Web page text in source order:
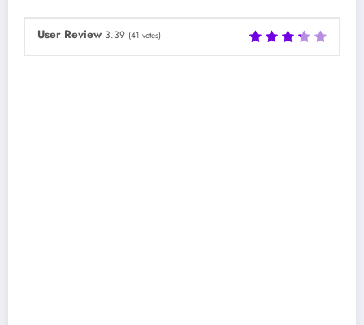
User Review 3.39 (41 votes)